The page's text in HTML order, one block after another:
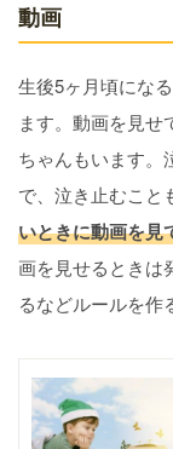
動画
生後5ヶ月頃にな
ます。動画を見
ちゃんもいます。
で、泣き止むこと
いときに動画を見
画を見せるときは
るなどルールを作